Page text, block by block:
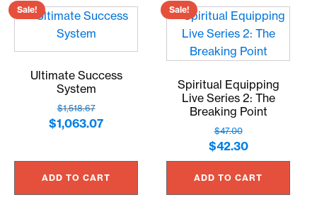
Sale!
Ultimate Success
System
$1,518.67
Original
was:
$1,518.67.
$1,063.07Current
is:
$1,063.07.
ADD TO CART
Sale!
Spiritual Equipping
Live Series 2: The
Breaking Point
$47.00
Original
price
was:
$47.00.
$42.30Current
price
is:
$42.30.
ADD TO CART